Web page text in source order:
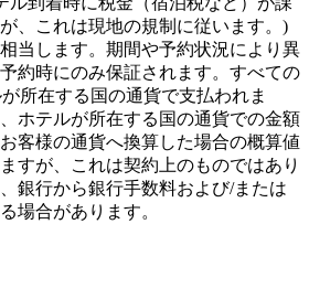
、これは現地の規制に従います。)
当します。期間や予約状況により異
約時にのみ保証されます。すべての
所在する国の通貨で支払われま
ホテルが所在する国の通貨での金額
客様の通貨へ換算した場合の概算値
すが、これは契約上のものではあり
銀行から銀行手数料および/または
場合があります。